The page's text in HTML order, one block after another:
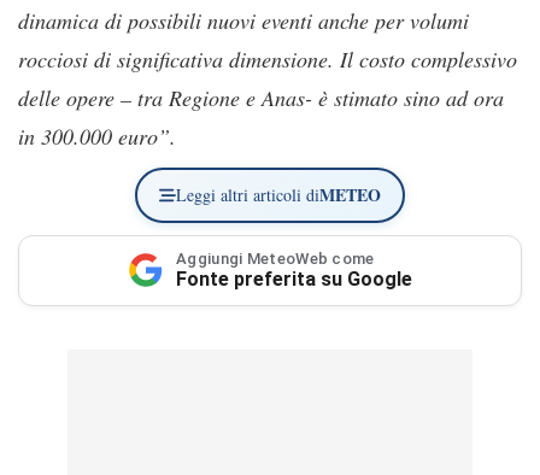
dinamica di possibili nuovi eventi anche per volumi
rocciosi di significativa dimensione. Il costo complessivo
delle opere – tra Regione e Anas- è stimato sino ad ora
in 300.000 euro”.
Leggi altri articoli diMETEO
Aggiungi MeteoWeb come
Fonte preferita su Google